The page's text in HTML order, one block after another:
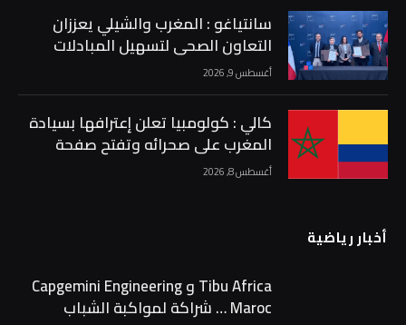
سانتياغو : المغرب والشيلي يعززان
التعاون الصحي لتسهيل المبادلات
الفلاحية والغذائية …
أغسطس 9, 2026
كالي : كولومبيا تعلن إعترافها بسيادة
المغرب على صحرائه وتفتح صفحة
جديدة في العلاقات الثنائية …
أغسطس 8, 2026
أخبار رياضية
Tibu Africa و Capgemini Engineering
Maroc … شراكة لمواكبة الشباب